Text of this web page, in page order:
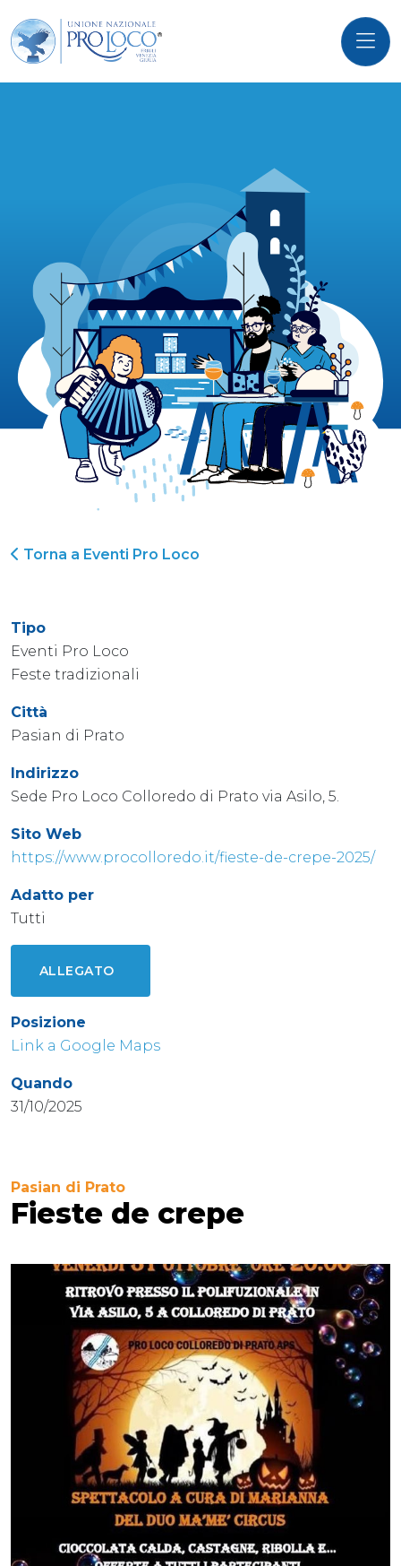
Torna a Eventi Pro Loco
Tipo
Eventi Pro Loco
Feste tradizionali
Città
Pasian di Prato
Indirizzo
Sede Pro Loco Colloredo di Prato via Asilo, 5.
Sito Web
https://www.procolloredo.it/fieste-de-crepe-2025/
Adatto per
Tutti
ALLEGATO
Posizione
Link a Google Maps
Quando
31/10/2025
Pasian di Prato
Fieste de crepe